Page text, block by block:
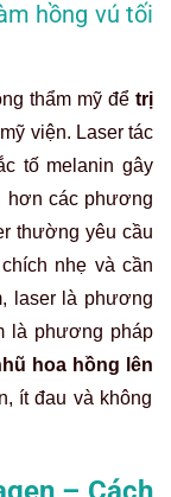
hồng vú tối
thẩm mỹ để trị
viện. Laser tác
tố melanin gây
hơn các phương
thường yêu cầu
nhẹ và cần
laser là phương
là phương pháp
hoa hồng lên
ít đau và không